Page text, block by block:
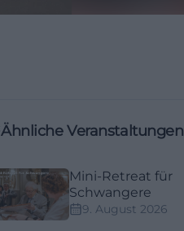
Ähnliche Veranstaltungen
Mini-Retreat für
Schwangere
9. August 2026